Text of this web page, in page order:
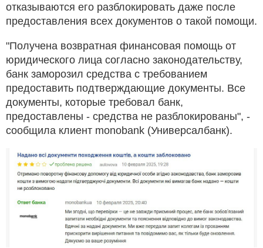
отказываются его разблокировать даже после
предоставления всех документов о такой помощи.
"Получена возвратная финансовая помощь от
юридического лица согласно законодательству,
банк заморозил средства с требованием
предоставить подтверждающие документы. Все
документы, которые требовал банк,
предоставлены - средства не разблокированы", -
сообщила клиент monobank (Универсалбанк).